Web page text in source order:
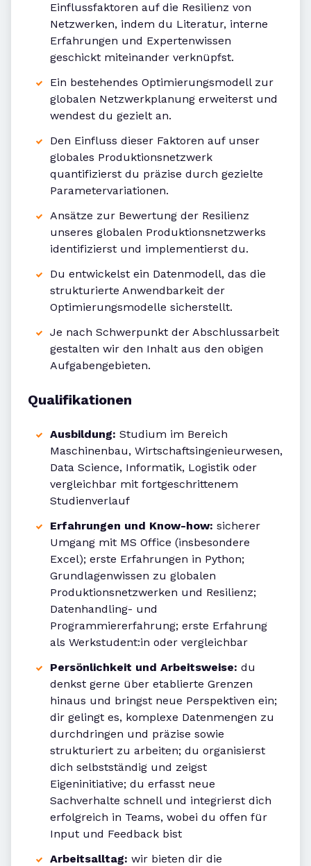
Einflussfaktoren auf die Resilienz von
Netzwerken, indem du Literatur, interne
Erfahrungen und Expertenwissen
geschickt miteinander verknüpfst.
Ein bestehendes Optimierungsmodell zur
globalen Netzwerkplanung erweiterst und
wendest du gezielt an.
Den Einfluss dieser Faktoren auf unser
globales Produktionsnetzwerk
quantifizierst du präzise durch gezielte
Parametervariationen.
Ansätze zur Bewertung der Resilienz
unseres globalen Produktionsnetzwerks
identifizierst und implementierst du.
Du entwickelst ein Datenmodell, das die
strukturierte Anwendbarkeit der
Optimierungsmodelle sicherstellt.
Je nach Schwerpunkt der Abschlussarbeit
gestalten wir den Inhalt aus den obigen
Aufgabengebieten.
Qualifikationen
Ausbildung: Studium im Bereich
Maschinenbau, Wirtschaftsingenieurwesen,
Data Science, Informatik, Logistik oder
vergleichbar mit fortgeschrittenem
Studienverlauf
Erfahrungen und Know-how: sicherer
Umgang mit MS Office (insbesondere
Excel); erste Erfahrungen in Python;
Grundlagenwissen zu globalen
Produktionsnetzwerken und Resilienz;
Datenhandling- und
Programmiererfahrung; erste Erfahrung
als Werkstudent:in oder vergleichbar
Persönlichkeit und Arbeitsweise: du
denkst gerne über etablierte Grenzen
hinaus und bringst neue Perspektiven ein;
dir gelingt es, komplexe Datenmengen zu
durchdringen und präzise sowie
strukturiert zu arbeiten; du organisierst
dich selbstständig und zeigst
Eigeninitiative; du erfasst neue
Sachverhalte schnell und integrierst dich
erfolgreich in Teams, wobei du offen für
Input und Feedback bist
Arbeitsalltag: wir bieten dir die